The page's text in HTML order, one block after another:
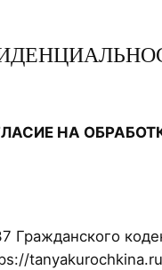
НА
Гражданского